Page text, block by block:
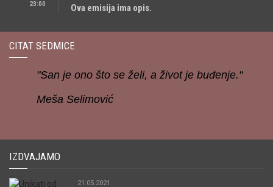
23:00
Ova emisija ima opis.
CITAT SEDMICE
"San je ono što se želi, a život je buđenje."
Meša Selimović
IZDVAJAMO
21.05.2021